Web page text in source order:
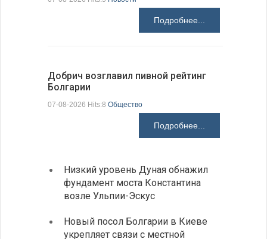
Подробнее...
Добрич возглавил пивной рейтинг
Болгарии
07-08-2026 Hits:8 Общество
Подробнее...
Низкий уровень Дуная обнажил
фундамент моста Константина
возле Ульпии-Эскус
Новый посол Болгарии в Киеве
укрепляет связи с местной